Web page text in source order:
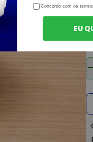
-
Concordo com os
EU